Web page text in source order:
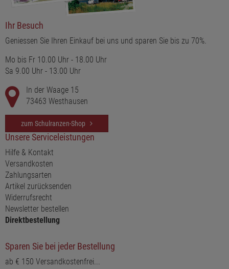
Ihr Besuch
Geniessen Sie Ihren Einkauf bei uns und sparen Sie bis zu 70%.
Mo bis Fr 10.00 Uhr - 18.00 Uhr
Sa 9.00 Uhr - 13.00 Uhr
In der Waage 15
73463 Westhausen
zum Schulranzen-Shop
Unsere Serviceleistungen
Hilfe & Kontakt
Versandkosten
Zahlungsarten
Artikel zurücksenden
Widerrufsrecht
Newsletter bestellen
Direktbestellung
Sparen Sie bei jeder Bestellung
ab € 150 Versandkostenfrei...